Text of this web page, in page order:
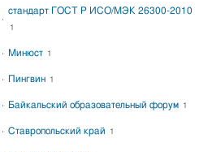
стандарт ГОСТ Р ИСО/МЭК 26300-2010
1
Минюст 1
Пингвин 1
Байкальский образовательный форум 1
Ставропольский край 1